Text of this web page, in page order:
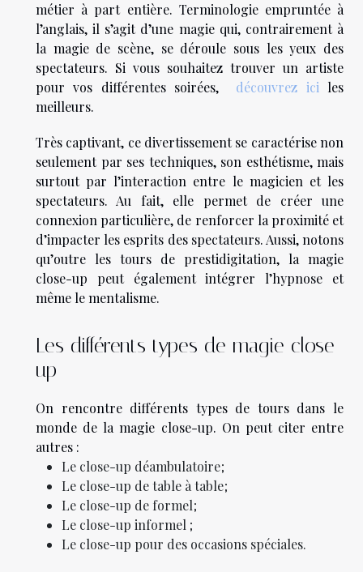
métier à part entière. Terminologie empruntée à
l’anglais, il s’agit d’une magie qui, contrairement à
la magie de scène, se déroule sous les yeux des
spectateurs. Si vous souhaitez trouver un artiste
pour vos différentes soirées, découvrez iciles
meilleurs.
Très captivant, ce divertissement se caractérise non
seulement par ses techniques, son esthétisme, mais
surtout par l’interaction entre le magicien et les
spectateurs. Au fait, elle permet de créer une
connexion particulière, de renforcer la proximité et
d’impacter les esprits des spectateurs. Aussi, notons
qu’outre les tours de prestidigitation, la magie
close-up peut également intégrer l’hypnose et
même le mentalisme.
Les différents types de magie close-
up
On rencontre différents types de tours dans le
monde de la magie close-up. On peut citer entre
autres :
Le close-up déambulatoire ;
Le close-up de table à table ;
Le close-up de formel ;
Le close-up informel ;
Le close-up pour des occasions spéciales.